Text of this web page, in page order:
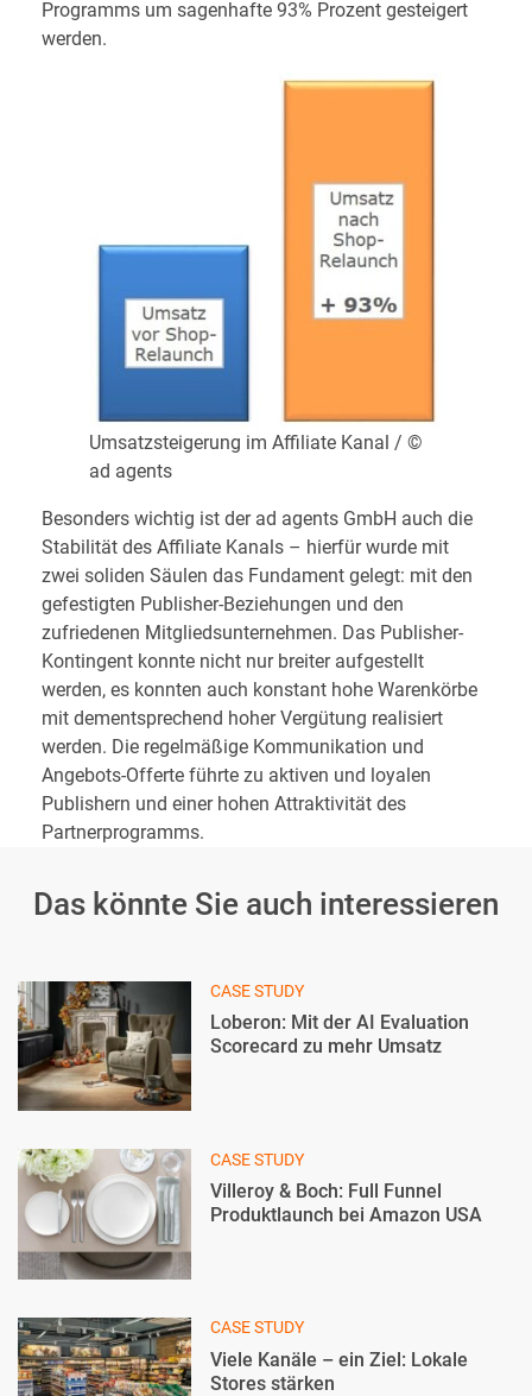
Programms um sagenhafte 93% Prozent gesteigert
werden.
Umsatzsteigerung im Affiliate Kanal / ©
ad agents
Besonders wichtig ist der ad agents GmbH auch die
Stabilität des Affiliate Kanals – hierfür wurde mit
zwei soliden Säulen das Fundament gelegt: mit den
gefestigten Publisher-Beziehungen und den
zufriedenen Mitgliedsunternehmen. Das Publisher-
Kontingent konnte nicht nur breiter aufgestellt
werden, es konnten auch konstant hohe Warenkörbe
mit dementsprechend hoher Vergütung realisiert
werden. Die regelmäßige Kommunikation und
Angebots-Offerte führte zu aktiven und loyalen
Publishern und einer hohen Attraktivität des
Partnerprogramms.
Das könnte Sie auch interessieren
CASE STUDY
Loberon: Mit der AI Evaluation
Scorecard zu mehr Umsatz
CASE STUDY
Villeroy & Boch: Full Funnel
Produktlaunch bei Amazon USA
CASE STUDY
Viele Kanäle – ein Ziel: Lokale
Stores stärken